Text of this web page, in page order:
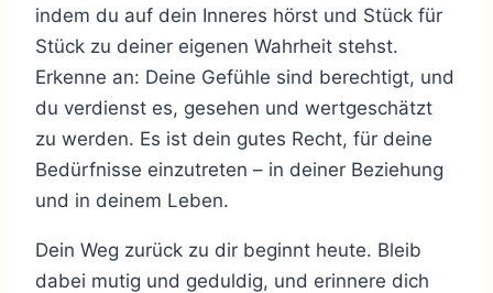
indem du auf dein Inneres hörst und Stück für
Stück zu deiner eigenen Wahrheit stehst.
Erkenne an: Deine Gefühle sind berechtigt, und
du verdienst es, gesehen und wertgeschätzt
zu werden. Es ist dein gutes Recht, für deine
Bedürfnisse einzutreten – in deiner Beziehung
und in deinem Leben.
Dein Weg zurück zu dir beginnt heute. Bleib
dabei mutig und geduldig, und erinnere dich